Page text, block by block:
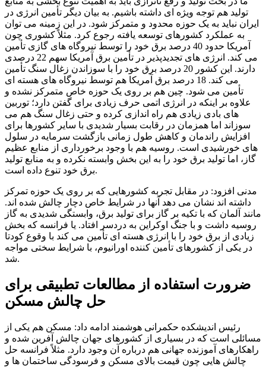
تولید هم توجه ویژه ای داشته باشیم. به بیان دیگر تأمین انرژی در
ایران نباید به یک حوزه محدود و متمرکز شود. در این زمینه می توان
به عملکرد کشورهای توسعه یافته رجوع کرد. مثلاً کشوری چون
آمریکا حدود 40 درصد برق خود را توسط نیروگاه های گازی تأمین
می کند. انرژی های تجدیدپذیر در تأمین برق آمریکا سهم 22 درصدی
دارند. این کشور 20 درصد برق خود را با سوزاندن زغال سنگ تأمین
می کند. 18 درصد برق آمریکا هم توسط نیروگاه های هسته ای
تأمین می شود. چین هم بر روی یک حوزه خاص متمرکز نشده و
علاوه بر اینکه در انرژی اتمی حرف زیادی برای گفتن دارد؛ توربین
های بادی زیادی هم راه اندازی کرده و حتی زغال سنگ هم می
سوزاند اما همزمان در رقابت بسیار شدیدی با سایر کشورها برای
افزایش راندمان و کاهش طول زمانی بازگشت سرمایه در سلول
های خورشیدی است. روسیه هم با وجود برخورداری از منابع عظیم
گاز، اما تولید برق خود را به این بخش وابسته نکرده و به منابع تولید
برق خود تنوع داده است.
مدنی افزود: در مقابل تجربه کشورهایی که بر روی یک حوزه تمرکز
داشته اند نشان می دهد آنها در شرایط خاص دچار چالش شده اند.
مانند آلمان که با تکیه بر گاز برای تولید برق، وابستگی شدیدی به گاز
روسیه داشت و با جنگ اوکراین به دردسر افتاد. یا فرانسه که بخش
زیادی از برق خود را با انرژی هسته ای تأمین می کند با وقوع کودتا
در یکی از کشورهای تأمین کننده اورانیوم، با شرایط سختی مواجه
شد.
ضرورت استفاده از مطالعات تطبیقی برای
حل چالش مسکن
رئیس اندیشکده حکمرانی هوشمند ادامه داد: مسکن هم یکی از
مسائلی است که در بسیاری از کشورهای جهان چالش آفرین شده و
راهکارهای آموزنده جهانی هم درباره آن وجود دارد. مثلاً فرانسه حل
چالش هایی چون قیمت بالای مسکن و فرسودگی ساختمان ها و